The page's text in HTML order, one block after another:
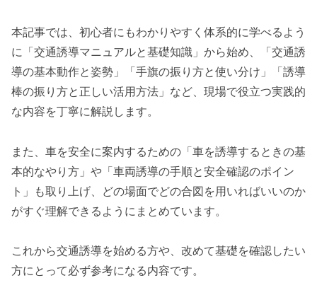
本記事では、初心者にもわかりやすく体系的に学べるよう
に「交通誘導マニュアルと基礎知識」から始め、「交通誘
導の基本動作と姿勢」「手旗の振り方と使い分け」「誘導
棒の振り方と正しい活用方法」など、現場で役立つ実践的
な内容を丁寧に解説します。
また、車を安全に案内するための「車を誘導するときの基
本的なやり方」や「車両誘導の手順と安全確認のポイン
ト」も取り上げ、どの場面でどの合図を用いればいいのか
がすぐ理解できるようにまとめています。
これから交通誘導を始める方や、改めて基礎を確認したい
方にとって必ず参考になる内容です。